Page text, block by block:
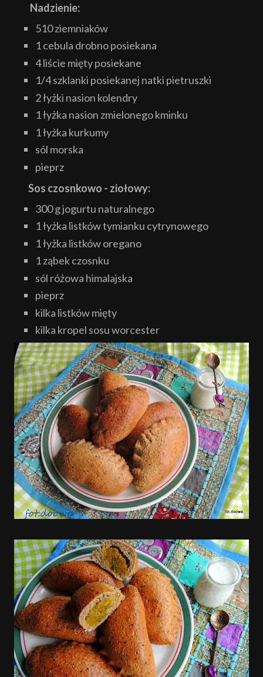
Nadzienie:
510 ziemniaków
1 cebula drobno posiekana
4 liście mięty posiekane
1/4 szklanki posiekanej natki pietruszki
2 łyżki nasion kolendry
1 łyżka nasion zmielonego kminku
1 łyżka kurkumy
sól morska
pieprz
Sos czosnkowo - ziołowy:
300 g jogurtu naturalnego
1 łyżka listków tymianku cytrynowego
1 łyżka listków oregano
1 ząbek czosnku
sól różowa himalajska
pieprz
kilka listków mięty
kilka kropel sosu worcester